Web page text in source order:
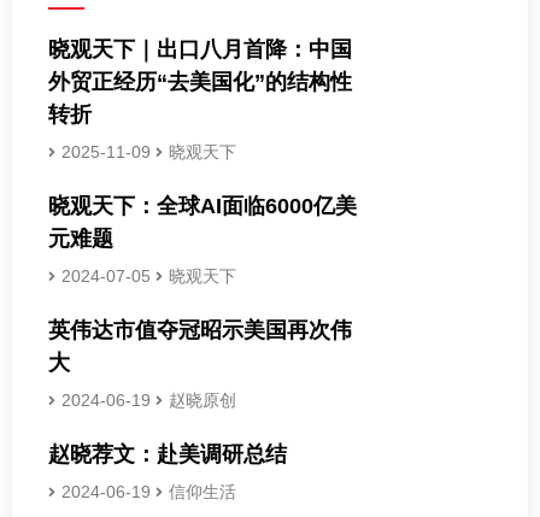
晓观天下｜出口八月首降：中国
外贸正经历“去美国化”的结构性
转折
2025-11-09 晓观天下
晓观天下：全球AI面临6000亿美
元难题
2024-07-05 晓观天下
英伟达市值夺冠昭示美国再次伟
大
2024-06-19 赵晓原创
赵晓荐文：赴美调研总结
2024-06-19 信仰生活